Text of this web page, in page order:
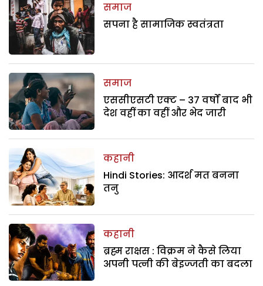
समाज
सपना है सामाजिक स्वतंत्रता
समाज
एससीएसटी एक्ट – 37 वर्षों बाद भी
देश वहीं का वहीं और भेद जारी
कहानी
Hindi Stories: आदर्श मत बनना
तनु
कहानी
ब्रह्म राक्षस : विक्रम ने कैसे लिया
अपनी पत्नी की बेइज्जती का बदला